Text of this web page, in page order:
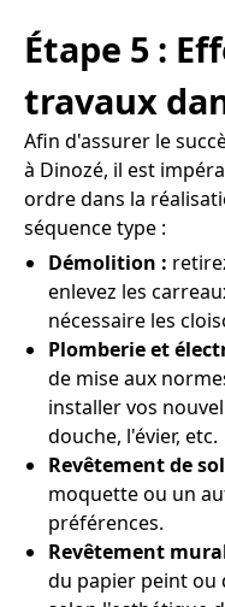
Étape 5 :
travaux
Afin d'assurer le
à Dinozé, il est
ordre dans la
séquence type :
Démolition :
enlevez les
nécessaire les
Plomberie et
de mise aux
installer vos
douche, l'évier, etc.
Revêtement de
moquette ou un
préférences.
Revêtement
du papier peint ou